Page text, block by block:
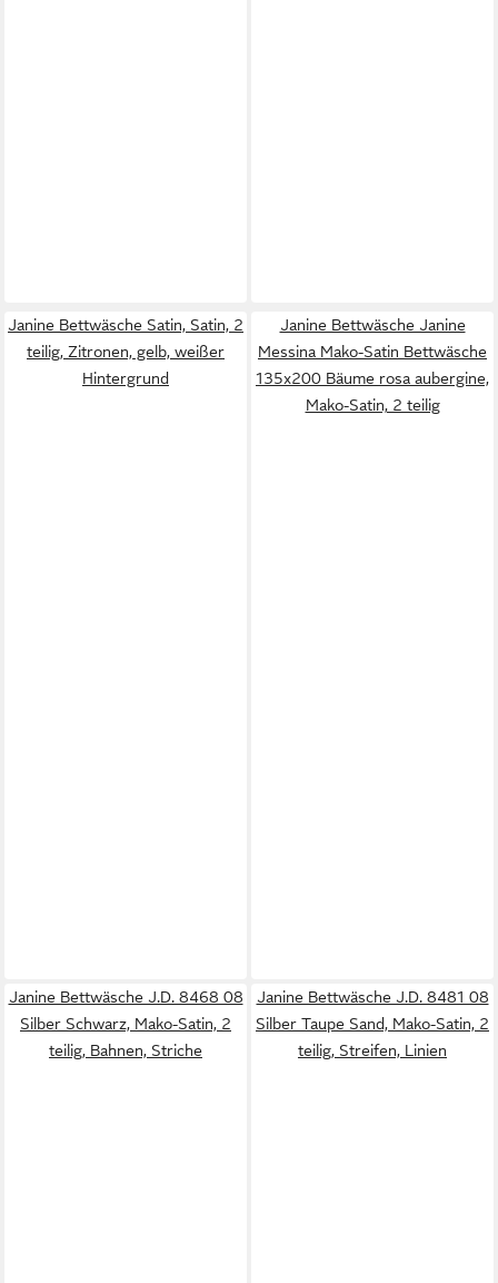
Janine Bettwäsche Satin, Satin, 2
teilig, Zitronen, gelb, weißer
Hintergrund
Janine Bettwäsche Janine
Messina Mako-Satin Bettwäsche
135x200 Bäume rosa aubergine,
Mako-Satin, 2 teilig
Janine Bettwäsche J.D. 8468 08
Silber Schwarz, Mako-Satin, 2
teilig, Bahnen, Striche
Janine Bettwäsche J.D. 8481 08
Silber Taupe Sand, Mako-Satin, 2
teilig, Streifen, Linien